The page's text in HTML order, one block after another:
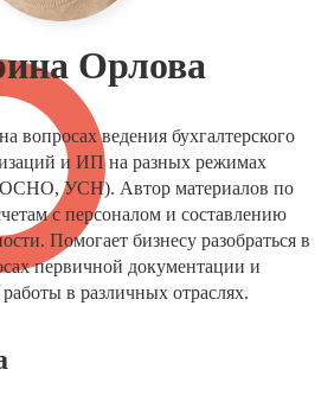
Орлова
вопросах ведения бухгалтерского
и ИП на разных режимах
УСН). Автор материалов по
с персоналом и составлению
Помогает бизнесу разобраться в
первичной документации и
в различных отраслях.